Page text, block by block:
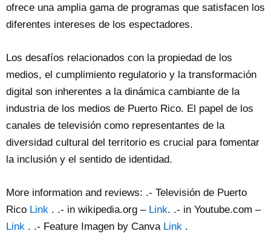
ofrece una amplia gama de programas que satisfacen los
diferentes intereses de los espectadores.
Los desafíos relacionados con la propiedad de los
medios, el cumplimiento regulatorio y la transformación
digital son inherentes a la dinámica cambiante de la
industria de los medios de Puerto Rico. El papel de los
canales de televisión como representantes de la
diversidad cultural del territorio es crucial para fomentar
la inclusión y el sentido de identidad.
More information and reviews: .- Televisión de Puerto
Rico Link . .- in wikipedia.org –Link. .- in Youtube.com –
Link . .- Feature Imagen by CanvaLink .